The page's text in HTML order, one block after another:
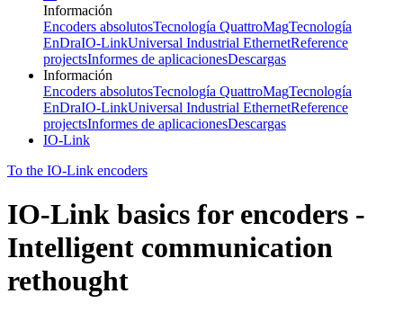
Información
Encoders absolutosTecnología QuattroMagTecnología
EnDraIO-LinkUniversal Industrial EthernetReference
projectsInformes de aplicacionesDescargas
Información
Encoders absolutosTecnología QuattroMagTecnología
EnDraIO-LinkUniversal Industrial EthernetReference
projectsInformes de aplicacionesDescargas
IO-Link
To the IO-Link encoders
IO-Link basics for encoders -
Intelligent communication
rethought